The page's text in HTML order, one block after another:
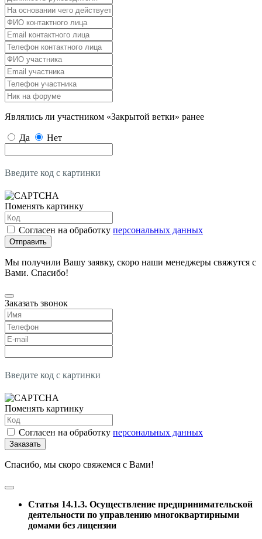
Являлись ли участником «Закрытой ветки» ранее
Да Нет
Введите код с картинки
Поменять картинку
Согласен на обработку персональных данных
Отправить
Мы получили Вашу заявку, скоро наши менеджеры свяжутся с
Вами. Спасибо!
Заказать звонок
Введите код с картинки
Поменять картинку
Согласен на обработку персональных данных
Заказать
Спасибо, мы скоро свяжемся с Вами!
Статья 14.1.3. Осуществление предпринимательской
деятельности по управлению многоквартирными
домами без лицензии